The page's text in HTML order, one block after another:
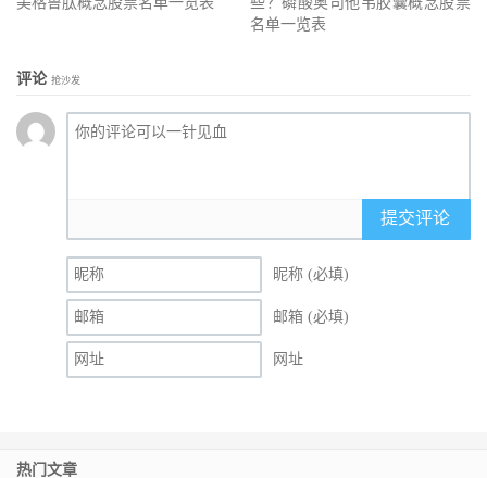
名单一览表
评论 抢沙发
提交评论
昵称 (必填)
邮箱 (必填)
网址
热门文章